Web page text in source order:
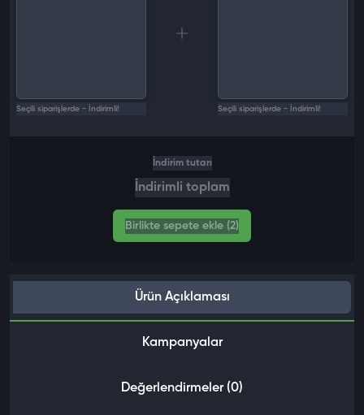
Seçili siparişlerde - İndirimli! Seçili siparişlerde - İndirimli!
İndirim tutarı
İndirimli toplam
Birlikte sepete ekle (2)
Ürün Açıklaması
Kampanyalar
Değerlendirmeler (0)